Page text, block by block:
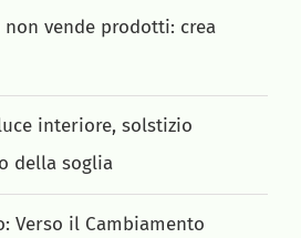
vende prodotti: crea
interiore, solstizio
della soglia
Verso il Cambiamento